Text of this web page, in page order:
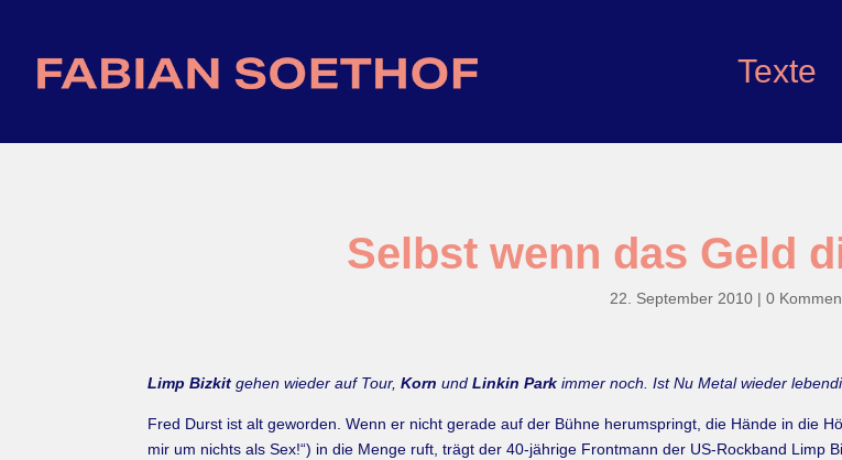
Texte
Selbst wenn das Geld
22. September 2010 | 0
Limp Bizkit gehen wieder auf Tour,Korn undLinkin Park immer noch. Ist Nu Metal wieder
Fred Durst ist alt geworden. Wenn er nicht gerade auf der Bühne herumspringt, die Hände in die
mir um nichts als Sex!“) in die Menge ruft, trägt der 40-jährige Frontmann der US-Rockband Limp